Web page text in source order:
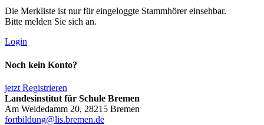
Die Merkliste ist nur für eingeloggte Stammhörer einsehbar.
Bitte melden Sie sich an.
Login
Noch kein Konto?
jetzt Registrieren
Landesinstitut für Schule Bremen
Am Weidedamm 20, 28215 Bremen
fortbildung@lis.bremen.de